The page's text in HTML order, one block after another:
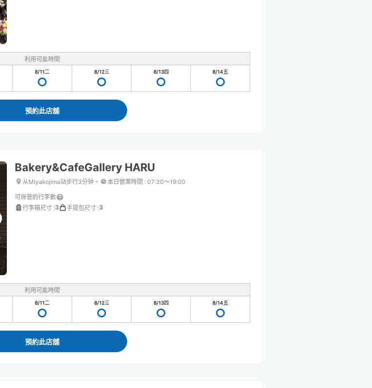
利用可能時間
8/11二 8/12三 8/13四 8/14五
預約此店舖
Bakery&CafeGallery HARU
从Miyakojima站步行3分钟。 本日營業時間 : 07:30〜19:00
可保管的行李數
行李箱尺寸 :3 手提包尺寸 :3
利用可能時間
8/11二 8/12三 8/13四 8/14五
預約此店舖